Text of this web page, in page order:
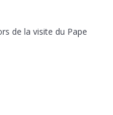
de la visite du Pape